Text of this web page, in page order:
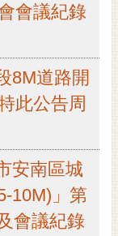
會議紀錄
8M道路開
此公告周
安南區城
10M)」第
會議紀錄